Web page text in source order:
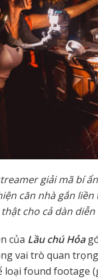
giải mã bí
căn nhà gắn
cho cả dàn
của Lầu chú Hỏa
vai trò quan
found footage